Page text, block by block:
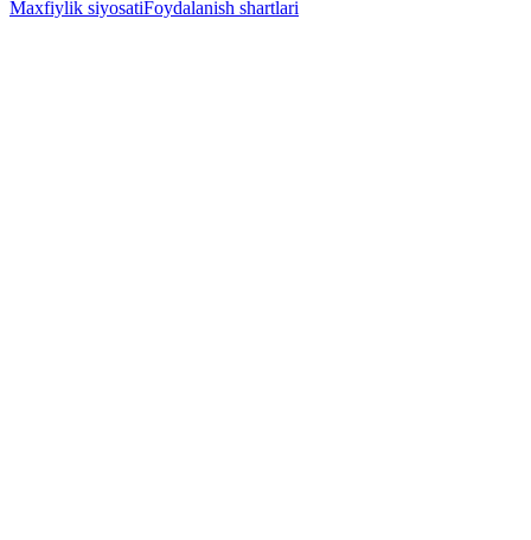
Maxfiylik siyosatiFoydalanish shartlari